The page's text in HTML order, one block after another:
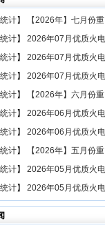
计】
【2026年】七月份
计】 2026年07月优质火
计】 2026年07月优质火
计】 2026年07月优质火
计】
【2026年】六月份
计】 2026年06月优质火
计】 2026年06月优质火
计】
【2026年】五月份
计】 2026年05月优质火
计】 2026年05月优质火